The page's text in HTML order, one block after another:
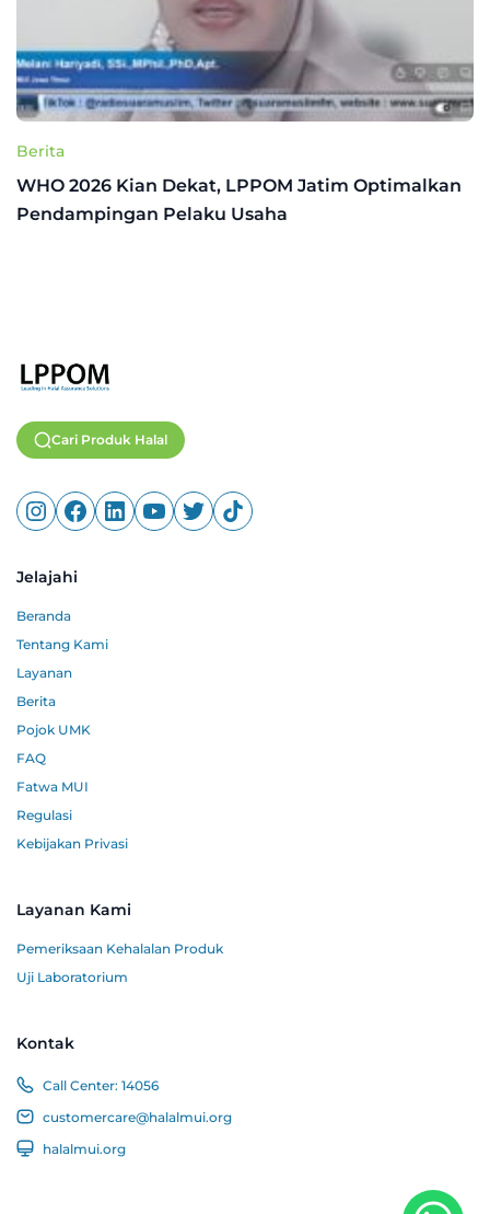
Berita
WHO 2026 Kian Dekat, LPPOM Jatim Optimalkan
Pendampingan Pelaku Usaha
Cari Produk Halal
Jelajahi
Beranda
Tentang Kami
Layanan
Berita
Pojok UMK
FAQ
Fatwa MUI
Regulasi
Kebijakan Privasi
Layanan Kami
Pemeriksaan Kehalalan Produk
Uji Laboratorium
Kontak
Call Center: 14056
customercare@halalmui.org
halalmui.org